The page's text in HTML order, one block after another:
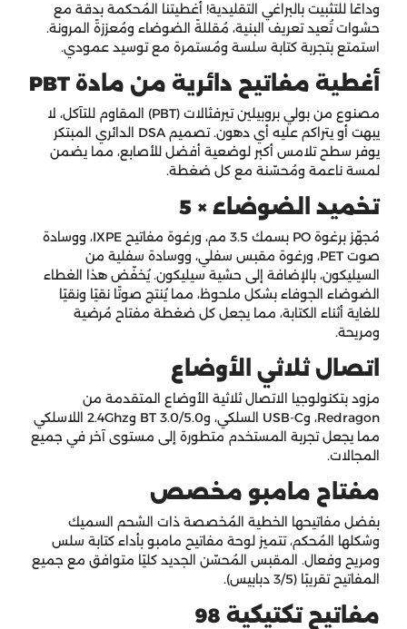
وداعًا للتثبيت بالبراغي التقليدية! أغطيتنا المُحكمة بدقة مع
حشوات تُعيد تعريف البنية، مُقللةً الضوضاء ومُعززةً المرونة.
استمتع بتجربة كتابة سلسة ومُستمرة مع توسيد عمودي.
أغطية مفاتيح دائرية من مادة PBT
مصنوع من بولي بروبيلين تيرفثالات (PBT) المقاوم للتآكل، لا
يبهت أو يتراكم عليه أي دهون. تصميم DSA الدائري المبتكر
يوفر سطح تلامس أكبر لوضعية أفضل للأصابع، مما يضمن
لمسة ناعمة ومُحسّنة مع كل ضغطة.
تخميد الضوضاء × 5
مُجهّز برغوة PO بسمك 3.5 مم، ورغوة مفاتيح IXPE، ووسادة
صوت PET، ورغوة مقبس سفلي، ووسادة سفلية من
السيليكون، بالإضافة إلى حشية سيليكون. يُخفّض هذا الغطاء
الضوضاء الجوفاء بشكل ملحوظ، مما يُنتج صوتًا نقيًا ونقيًا
للغاية أثناء الكتابة، مما يجعل كل ضغطة مفتاح مُرضية
ومريحة.
اتصال ثلاثي الأوضاع
مزود بتكنولوجيا الاتصال ثلاثية الأوضاع المتقدمة من
Redragon، وUSB-C السلكي، وBT 3.0/5.0 و2.4Ghz اللاسلكي
مما يجعل تجربة المستخدم متطورة إلى مستوى آخر في جميع
المجالات.
مفتاح مامبو مخصص
بفضل مفاتيحها الخطية المُخصصة ذات الشحم السميك
وشكلها المُحكم، تتميز لوحة مفاتيح مامبو بأداء كتابة سلس
ومريح وفعال. المقبس المُحسّن الجديد كليًا متوافق مع جميع
المفاتيح تقريبًا (3/5 دبابيس).
مفاتيح تكتيكية 98